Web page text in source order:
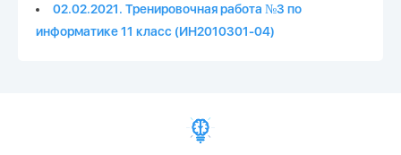
02.02.2021. Тренировочная работа №3 по
информатике 11 класс (ИН2010301-04)